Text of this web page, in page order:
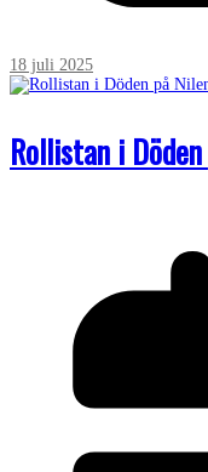
18 juli 2025
Rollistan i